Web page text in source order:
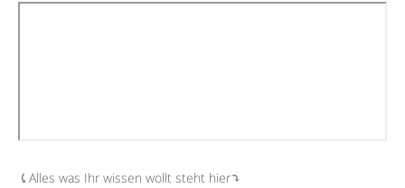
⤹Alles was Ihr wissen wollt steht hier⤵︎